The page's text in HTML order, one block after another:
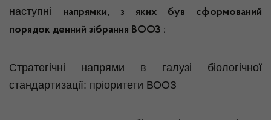
наступні
напрямки, з яких був сформований
порядок денний зібрання ВООЗ :
Стратегічні напрями в галузі біологічної
стандартизації: пріоритети ВООЗ